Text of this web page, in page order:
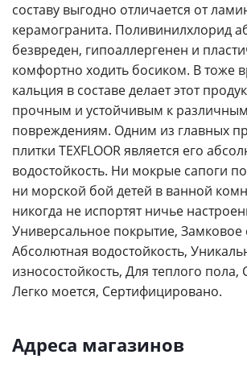
составу выгодно отличается от
керамогранита. Поливинилхлорид
безвреден, гипоаллергенен и
комфортно ходить босиком. В тоже
кальция в составе делает этот
прочным и устойчивым к
повреждениям. Одним из главных
плитки TEXFLOOR является его
водостойкость. Ни мокрые сапоги
ни морской бой детей в ванной
никогда не испортят ничье
Универсальное покрытие, Замковое
Абсолютная водостойкость,
износостойкость, Для теплого пола,
Легко моется, Сертифицировано.
Адреса магазинов
Ваше имя
Телефон *
E-mail
Комментарий
Я согласен на обработку